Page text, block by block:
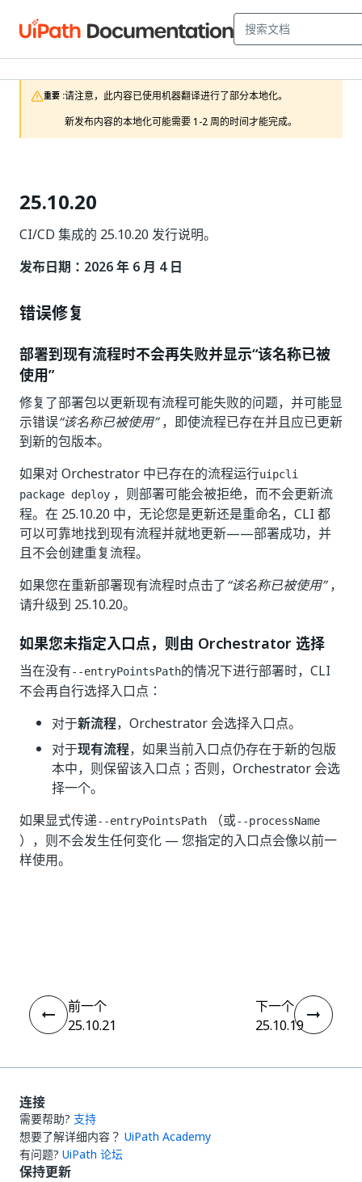
重要 :请注意，此内容已使用机器翻译进行了部分本地化。
新发布内容的本地化可能需要 1-2 周的时间才能完成。
25.10.20
CI/CD 集成的 25.10.20 发行说明。
发布日期：2026 年 6 月 4 日
错误修复
部署到现有流程时不会再失败并显示“该名称已被
使用”
修复了部署包以更新现有流程可能失败的问题，并可能显
示错误“该名称已被使用”，即使流程已存在并且应已更新
到新的包版本。
如果对 Orchestrator 中已存在的流程运行uipcli
package deploy ，则部署可能会被拒绝，而不会更新流
程。在 25.10.20 中，无论您是更新还是重命名，CLI 都
可以可靠地找到现有流程并就地更新——部署成功，并
且不会创建重复流程。
如果您在重新部署现有流程时点击了“该名称已被使用”，
请升级到 25.10.20。
如果您未指定入口点，则由 Orchestrator 选择
当在没有--entryPointsPath的情况下进行部署时，CLI
不会再自行选择入口点：
对于新流程，Orchestrator 会选择入口点。
对于现有流程，如果当前入口点仍存在于新的包版
本中，则保留该入口点；否则，Orchestrator 会选
择一个。
如果显式传递--entryPointsPath （或--processName
），则不会发生任何变化 — 您指定的入口点会像以前一
样使用。
前一个
25.10.21
下一个
25.10.19
连接
需要帮助? 支持
想要了解详细内容？ UiPath Academy
有问题? UiPath 论坛
保持更新